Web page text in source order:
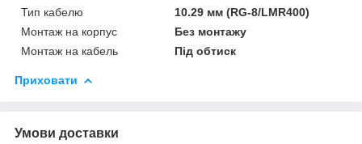
Тип кабелю
10.29 мм (RG-8/LMR400)
Монтаж на корпус
Без монтажу
Монтаж на кабель
Під обтиск
Приховати
Умови доставки